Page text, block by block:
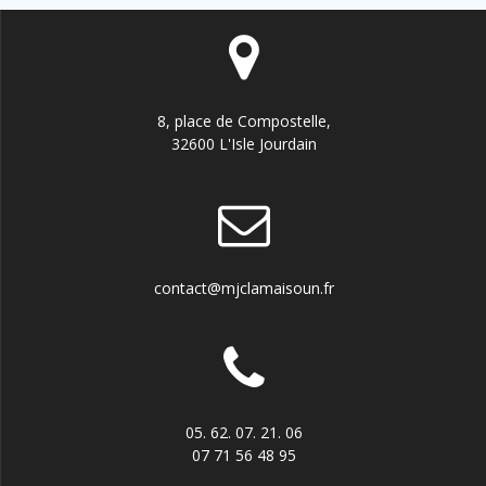
8, place de Compostelle,
32600 L'Isle Jourdain
contact@mjclamaisoun.fr
05. 62. 07. 21. 06
07 71 56 48 95